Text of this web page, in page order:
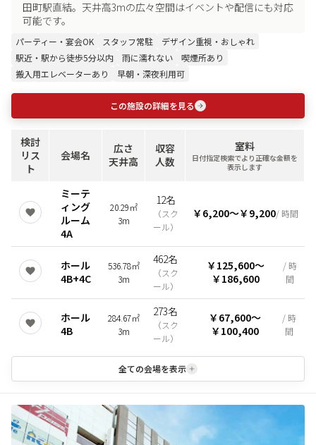
田町駅直結。天井高3mの広々空間はイベントや配信にも対応
可能です。
パーティー・宴会OK スタッフ常駐
デザイン重視・おしゃれ
駅近・駅から徒歩5分以内
雨に濡れない
喫煙所あり
搬入用エレベーターあり
早朝・深夜利用可
この施設の詳細を見る
検討
リス
ト
会場名
広さ
天井高
収容
人数
室料
日付指定検索でより正確な金額を
表示します
ミーテ
ィング
ルーム
4A
20.29㎡
3m
12名
（スク
ール）
￥6,200〜￥9,200/ 時間
ホール
4B+4C
536.78㎡
3m
462名
（スク
ール）
￥125,600〜
￥186,600
/ 時
間
ホール
4B
284.67㎡
3m
273名
（スク
ール）
￥67,600〜
￥100,400
/ 時
間
全ての会場を表示